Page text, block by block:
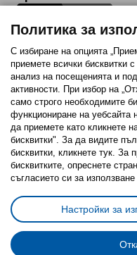
Последвайте ни:
FacebookTwitterYoutube
Политика за
Избор на
Условия за ползване на
Политика за
Общи
Политика за
С избиране на опцията
приемете всички бисквитки
анализ на посещенията и
активности. При избор на
само строго необходимитe
функциониране на уебсайта
да приемете като кликнете
бисквитки". За да видите
бисквитки, кликнете тук. За
бисквитките, опреснете
съгласието си за използване
Настройки за